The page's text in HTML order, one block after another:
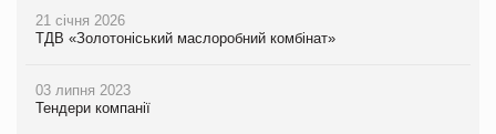
21 січня 2026
ТДВ «Золотоніський маслоробний комбінат»
03 липня 2023
Тендери компанії